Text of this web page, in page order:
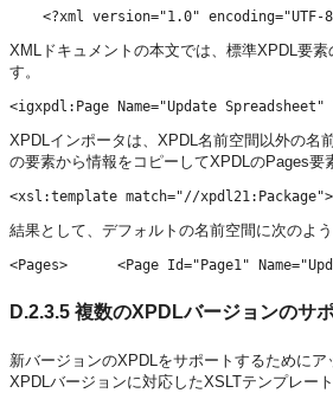
XMLドキュメントの本文では、標準XPDL要
す。
XPDLインポータは、XPDL名前空間以外の名
の要素から情報をコピーしてXPDLのPages
結果として、デフォルトの名前空間に次のよ
<Pages>      <Page Id="Page1"
D.2.3.5 複数のXPDLバージョンのサ
新バージョンのXPDLをサポートするために
XPDLバージョンに対応したXSLTテンプレー